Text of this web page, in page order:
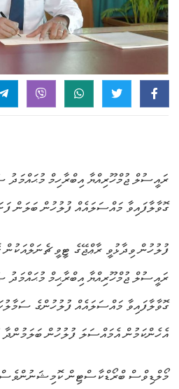
ރައީސުލް ޖުމްހޫރިއްޔާ އިބްރާހިމް މުޙައްމަދު
ގޮވާލާފައިވާ މައްސަލައެއް ފުލުހުން ބަލަން
ފުލުހުން ވިދާޅުވީ ރާޢްޖޭގެ ޓީވީ
ރައީސުލް ޖުމްހޫރިއްޔާ އިބްރާޙިމް މުޙައްމަދު
ގޮވާލާފައިވާ މައްސަލައެއް ފުލުހުންގެ
އެހެންކަމުން އެމައްސަލަ ފުލުހުން ބަލަމުންދާ
މޯލްޑިވްސް ބްރޯޑްކާސްޓިން ކޮމިޝަނުންވެސް